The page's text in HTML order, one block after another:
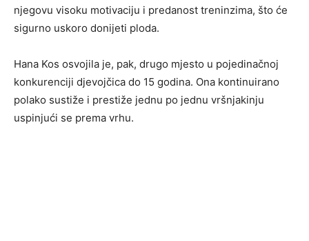
njegovu visoku motivaciju i predanost treninzima, što će
sigurno uskoro donijeti ploda.
Hana Kos osvojila je, pak, drugo mjesto u pojedinačnoj
konkurenciji djevojčica do 15 godina. Ona kontinuirano
polako sustiže i prestiže jednu po jednu vršnjakinju
uspinjući se prema vrhu.